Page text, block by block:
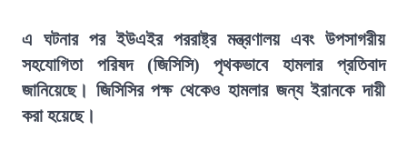
এ ঘটনার পর ইউএইর পররাষ্ট্র মন্ত্রণালয় এবং উপসাগরীয়
সহযোগিতা পরিষদ (জিসিসি) পৃথকভাবে হামলার প্রতিবাদ
জানিয়েছে। জিসিসির পক্ষ থেকেও হামলার জন্য ইরানকে দায়ী
করা হয়েছে।